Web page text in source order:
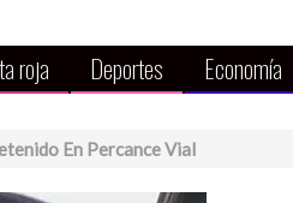
roja Deportes Economía
En Percance Vial